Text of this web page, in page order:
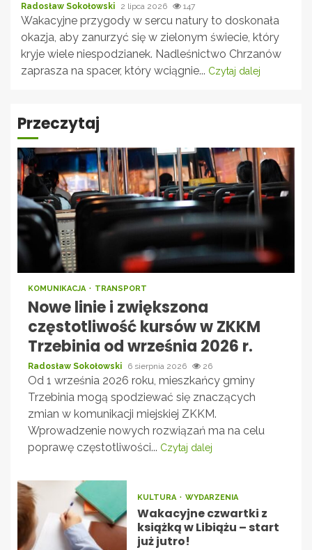
Radosław Sokołowski 2 lipca 2026 147
Wakacyjne przygody w sercu natury to doskonała
okazja, aby zanurzyć się w zielonym świecie, który
kryje wiele niespodzianek. Nadleśnictwo Chrzanów
zaprasza na spacer, który wciągnie... Czytaj dalej
Przeczytaj
KOMUNIKACJA TRANSPORT
Nowe linie i zwiększona
częstotliwość kursów w ZKKM
Trzebinia od września 2026 r.
Radosław Sokołowski 6 sierpnia 2026 26
Od 1 września 2026 roku, mieszkańcy gminy
Trzebinia mogą spodziewać się znaczących
zmian w komunikacji miejskiej ZKKM.
Wprowadzenie nowych rozwiązań ma na celu
poprawę częstotliwości... Czytaj dalej
KULTURA WYDARZENIA
Wakacyjne czwartki z
książką w Libiążu – start
już jutro!